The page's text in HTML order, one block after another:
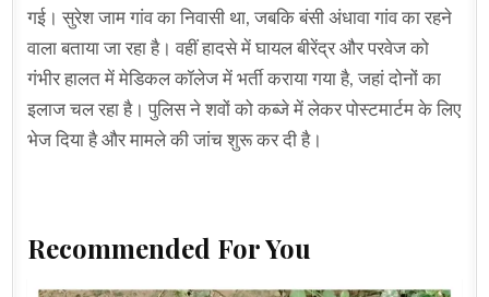
गई। सुरेश जाम गांव का निवासी था, जबकि बंसी अंधावा गांव का रहने
वाला बताया जा रहा है। वहीं हादसे में घायल बीरेंद्र और परवेज को
गंभीर हालत में मेडिकल कॉलेज में भर्ती कराया गया है, जहां दोनों का
इलाज चल रहा है। पुलिस ने शवों को कब्जे में लेकर पोस्टमार्टम के लिए
भेज दिया है और मामले की जांच शुरू कर दी है।
Recommended For You